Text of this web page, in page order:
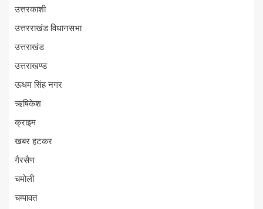
उत्तरकाशी
उत्तरराखंड विधानसभा
उत्तराखंड
उत्तराखण्ड
ऊधम सिंह नगर
ऋषिकेश
क्राइम
खबर हटकर
गैरसैण
चमोली
चम्पावत